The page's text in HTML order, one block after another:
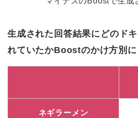
生成された回答結果にどのド
れていたかBoostのかけ方別
ネギラーメン